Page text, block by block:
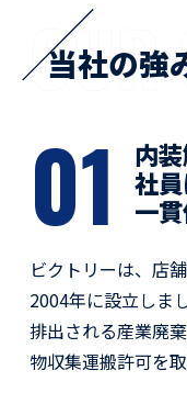
OUR
当社の強
01
内
社
一
ビクトリーは、店
2004年に設立しま
排出される産業廃
物収集運搬許可を取